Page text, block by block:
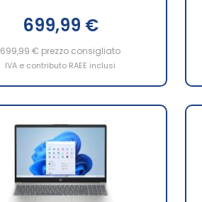
699,99 €
699,99 € prezzo consigliato
IVA e contributo RAEE inclusi